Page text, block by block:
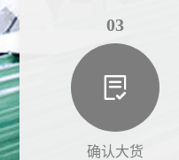
03
确认大货